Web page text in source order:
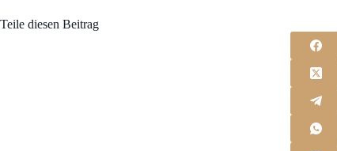
Teile diesen Beitrag